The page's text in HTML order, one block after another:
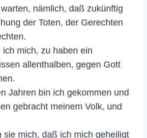
nämlich, daß zukünftig
der Toten, der Gerechten
mich, zu haben ein
allenthalben, gegen Gott
Jahren bin ich gekommen und
gebracht meinem Volk, und
sie mich, daß ich mich geheiligt